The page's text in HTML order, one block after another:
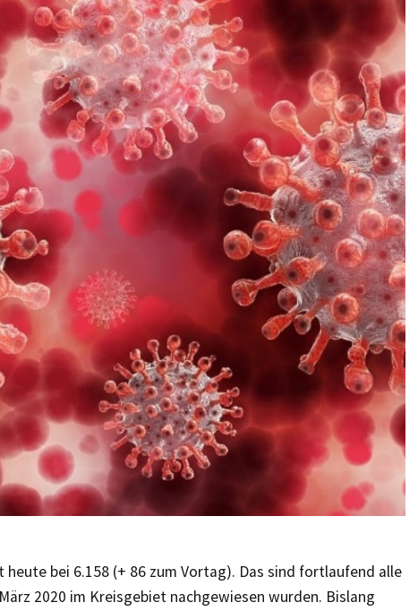
bei 6.158 (+ 86 zum Vortag). Das sind fortlaufend alle
2020 im Kreisgebiet nachgewiesen wurden. Bislang